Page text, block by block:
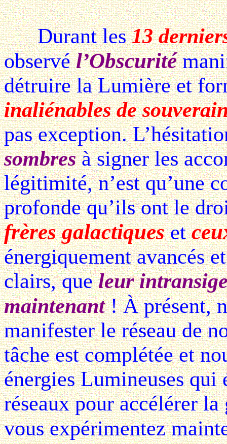
Durant les13
observél’Obscurité
détruire la Lumière et
inaliénables de
pas exception.
sombresà signer les
légitimité, n’est qu’une
profonde qu’ils ont le
frères galactiqueset
énergiquement avancés
clairs, queleur
maintenant! À présent,
manifester le réseau de
tâche est complétée et
énergies Lumineuses qui
réseaux pour accélérer
vous expérimentez